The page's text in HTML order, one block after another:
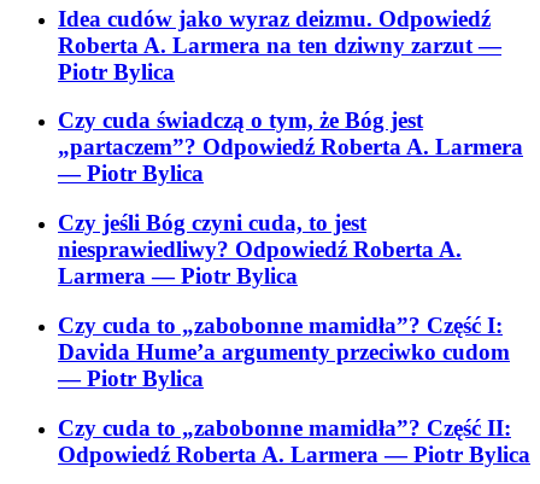
Idea cudów jako wyraz deizmu. Odpowiedź
Roberta A. Larmera na ten dziwny zarzut—
Piotr Bylica
Czy cuda świadczą o tym, że Bóg jest
„partaczem”? Odpowiedź Roberta A. Larmera
— Piotr Bylica
Czy jeśli Bóg czyni cuda, to jest
niesprawiedliwy? Odpowiedź Roberta A.
Larmera— Piotr Bylica
Czy cuda to „zabobonne mamidła”? Część I:
Davida Hume’a argumenty przeciwko cudom
— Piotr Bylica
Czy cuda to „zabobonne mamidła”? Część II:
Odpowiedź Roberta A. Larmera— Piotr Bylica